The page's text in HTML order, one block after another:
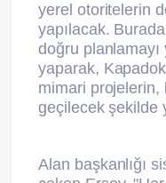
yerel otoritelerin
yapılacak.
doğru
yaparak,
mimari projelerin,
geçilecek şekilde
Alan başkanlığı